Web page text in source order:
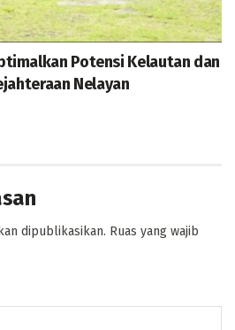
Potensi Kelautan dan
Nelayan
dipublikasikan. Ruas yang wajib